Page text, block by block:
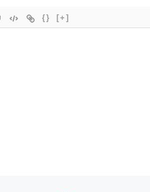
{} [+]